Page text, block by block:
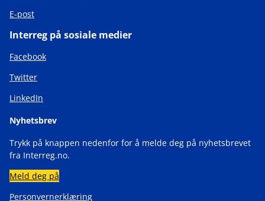
E-post
Interreg på sosiale medier
Facebook
Twitter
LinkedIn
Nyhetsbrev
Trykk på knappen nedenfor for å melde deg på nyhetsbrevet
fra Interreg.no.
Meld deg på
Personvernerklæring